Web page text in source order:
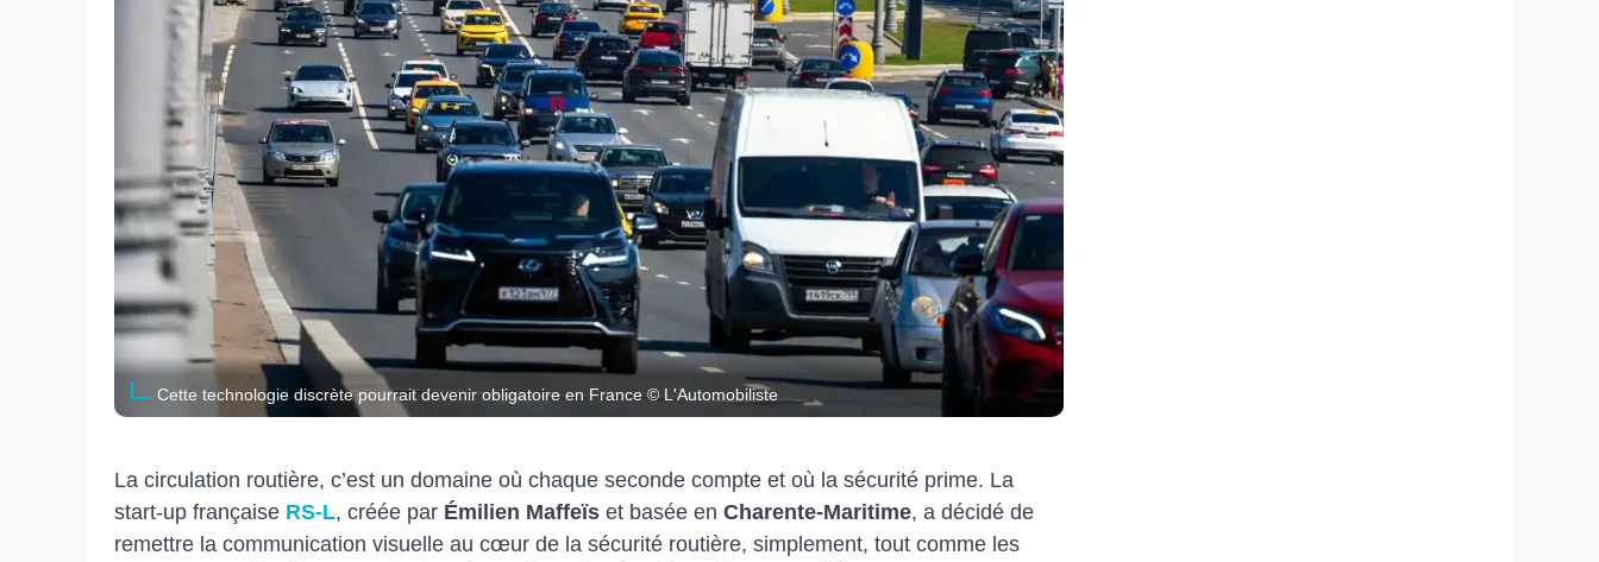
Cette technologie discrète pourrait devenir obligatoire en France © L'Automobiliste
La circulation routière, c’est un domaine où chaque seconde compte et où la sécurité prime. La
start‑up française RS-L, créée par Émilien Maffeïs et basée en Charente‑Maritime, a décidé de
remettre la communication visuelle au cœur de la sécurité routière, simplement, tout comme les